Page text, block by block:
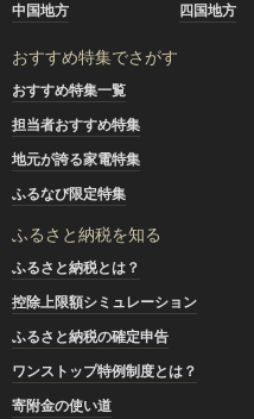
中国地方
四国地方
おすすめ特集でさがす
おすすめ特集一覧
担当者おすすめ特集
地元が誇る家電特集
ふるなび限定特集
ふるさと納税を知る
ふるさと納税とは？
控除上限額シミュレーション
ふるさと納税の確定申告
ワンストップ特例制度とは？
寄附金の使い道